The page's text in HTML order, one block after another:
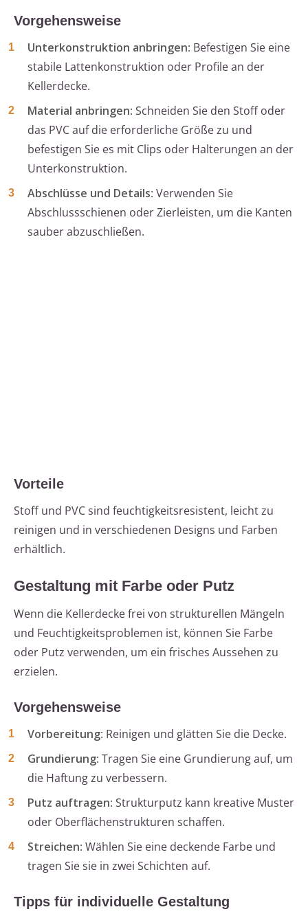
Vorgehensweise
Unterkonstruktion anbringen: Befestigen Sie eine
stabile Lattenkonstruktion oder Profile an der
Kellerdecke.
Material anbringen: Schneiden Sie den Stoff oder
das PVC auf die erforderliche Größe zu und
befestigen Sie es mit Clips oder Halterungen an der
Unterkonstruktion.
Abschlüsse und Details: Verwenden Sie
Abschlussschienen oder Zierleisten, um die Kanten
sauber abzuschließen.
Vorteile
Stoff und PVC sind feuchtigkeitsresistent, leicht zu
reinigen und in verschiedenen Designs und Farben
erhältlich.
Gestaltung mit Farbe oder Putz
Wenn die Kellerdecke frei von strukturellen Mängeln
und Feuchtigkeitsproblemen ist, können Sie Farbe
oder Putz verwenden, um ein frisches Aussehen zu
erzielen.
Vorgehensweise
Vorbereitung: Reinigen und glätten Sie die Decke.
Grundierung: Tragen Sie eine Grundierung auf, um
die Haftung zu verbessern.
Putz auftragen: Strukturputz kann kreative Muster
oder Oberflächenstrukturen schaffen.
Streichen: Wählen Sie eine deckende Farbe und
tragen Sie sie in zwei Schichten auf.
Tipps für individuelle Gestaltung